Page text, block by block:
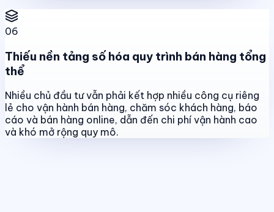
06
Thiếu nền tảng số hóa quy trình bán hàng tổng
thể
Nhiều chủ đầu tư vẫn phải kết hợp nhiều công cụ riêng
lẻ cho vận hành bán hàng, chăm sóc khách hàng, báo
cáo và bán hàng online, dẫn đến chi phí vận hành cao
và khó mở rộng quy mô.